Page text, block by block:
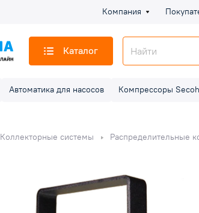
Компания
Каталог
Автоматика для насосов Компрессоры Secoh
Коллекторные системы Распределительные